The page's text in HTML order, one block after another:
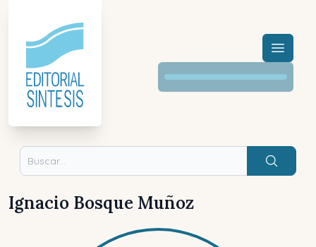
Menú
Buscar
Ignacio Bosque Muñoz